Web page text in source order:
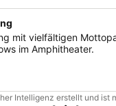
mit vielfältigen
im Amphitheater.
Intelligenz erstellt und